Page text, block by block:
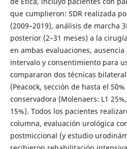
que cumplieron: SDR realizada
(2009–2019), análisis de marcha
posterior (2–31 meses) a la
en ambas evaluaciones,
intervalo y consentimiento para
compararon dos técnicas
(Peacock, sección de hasta el
conservadora (Molenaers: L1 25%,
15%). Todos los pacientes
columna, evaluación urológica
postmiccional (y estudio